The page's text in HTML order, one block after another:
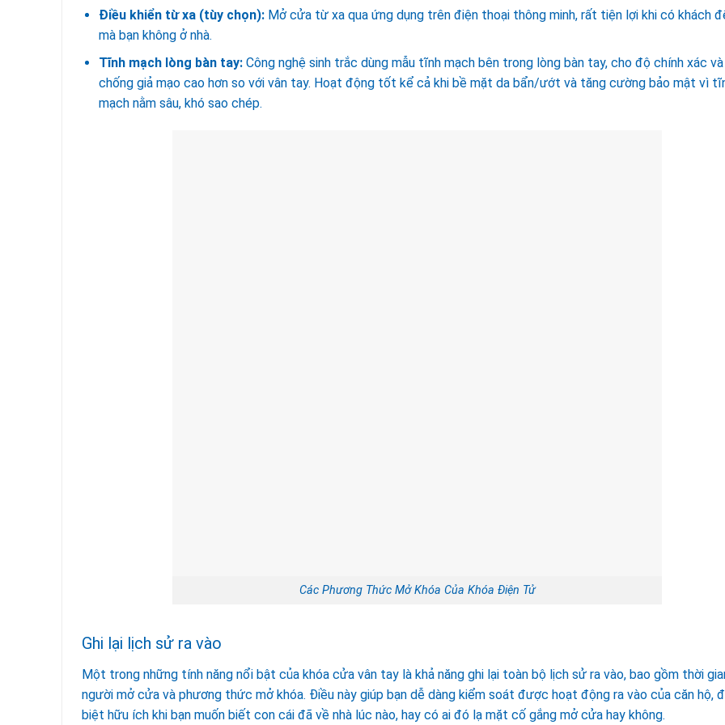
Điều khiển từ xa (tùy chọn):Mở cửa từ xa qua ứng dụng trên điện thoại thông minh, rất tiện lợi khi có khách
mà bạn không ở nhà.
Tĩnh mạch lòng bàn tay:Công nghệ sinh trắc dùng mẫu tĩnh mạch bên trong lòng bàn tay, cho độ chính xác và
chống giả mạo cao hơn so với vân tay. Hoạt động tốt kể cả khi bề mặt da bẩn/ướt và tăng cường bảo mật vì
mạch nằm sâu, khó sao chép.
Các Phương Thức Mở Khóa Của Khóa Điện Tử
Ghi lại lịch sử ra vào
Một trong những tính năng nổi bật của khóa cửa vân tay là khả năng ghi lại toàn bộ lịch sử ra vào, bao gồm thời
người mở cửa và phương thức mở khóa. Điều này giúp bạn dễ dàng kiểm soát được hoạt động ra vào của căn hộ,
biệt hữu ích khi bạn muốn biết con cái đã về nhà lúc nào, hay có ai đó lạ mặt cố gắng mở cửa hay không.